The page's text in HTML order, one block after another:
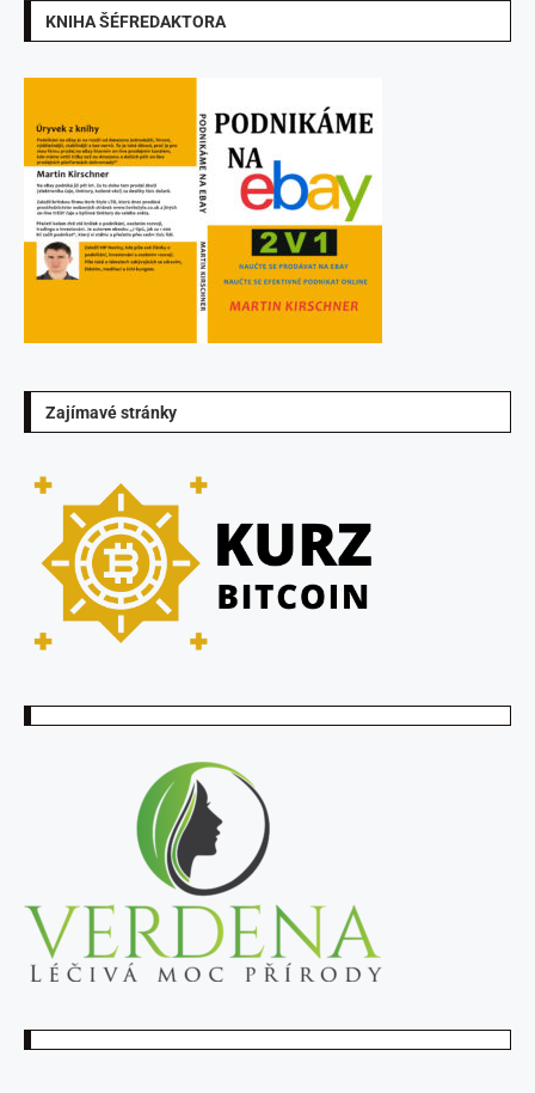
KNIHA ŠÉFREDAKTORA
Zajímavé stránky